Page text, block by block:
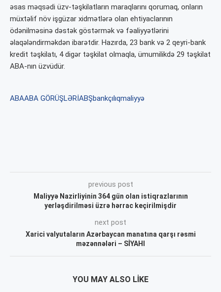
əsas məqsədi üzv-təşkilatların maraqlarını qorumaq, onların
müxtəlif növ işgüzar xidmətlərə olan ehtiyaclarının
ödənilməsinə dəstək göstərmək və fəaliyyətlərini
əlaqələndirməkdən ibarətdir. Hazırda, 23 bank və 2 qeyri-bank
kredit təşkilatı, 4 digər təşkilat olmaqla, ümumilikdə 29 təşkilat
ABA-nın üzvüdür.
ABAABA GÖRÜŞLƏRİABŞbankçılıqmaliyyə
previous post
Maliyyə Nazirliyinin 364 gün olan istiqrazlarının
yerləşdirilməsi üzrə hərrac keçirilmişdir
next post
Xarici valyutaların Azərbaycan manatına qarşı rəsmi
məzənnələri – SİYAHI
YOU MAY ALSO LIKE